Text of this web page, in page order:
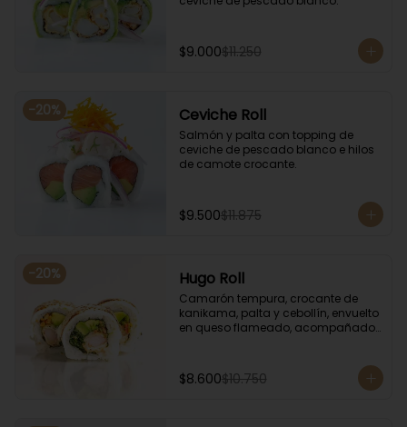
$9.000$11.250
-20% Ceviche Roll
Salmón y palta con topping de
ceviche de pescado blanco e hilos
de camote crocante.
$9.500$11.875
-20% Hugo Roll
Camarón tempura, crocante de
kanikama, palta y cebollín, envuelto
en queso flameado, acompañado
$8.600$10.750